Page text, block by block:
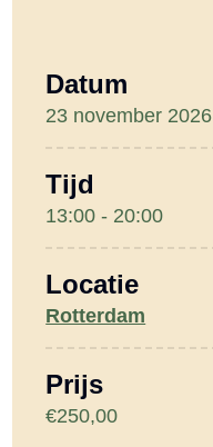
Datum
23 november 2026
Tijd
13:00 - 20:00
Locatie
Rotterdam
Prijs
€250,00